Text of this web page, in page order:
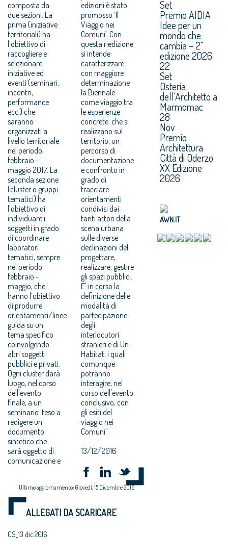
composta da
due sezioni. La
prima (iniziative
territoriali) ha
l’obiettivo di
raccogliere e
selezionare
iniziative ed
eventi (seminari,
incontri,
performance
ecc.) che
saranno
organizzati a
livello territoriale
nel periodo
febbraio -
maggio 2017. La
seconda sezione
(cluster o gruppi
tematici) ha
l’obiettivo di
individuare i
soggetti in grado
di coordinare
laboratori
tematici, sempre
nel periodo
febbraio -
maggio, che
hanno l’obiettivo
di produrre
orientamenti/linee
guida su un
tema specifico
coinvolgendo
altri soggetti
pubblici e privati.
Ogni cluster darà
luogo, nel corso
dell’evento
finale, a un
seminario teso a
redigere un
documento
sintetico che
sarà oggetto di
comunicazione e
edizioni è stato
promosso ‘Il
Viaggio nei
Comuni’. Con
questa riedizione
si intende
caratterizzare
con maggiore
determinazione
la Biennale
come viaggio tra
le esperienze
concrete che si
realizzano sul
territorio, un
percorso di
documentazione
e confronto in
grado di
tracciare
orientamenti
condivisi dai
tanti attori della
scena urbana
sulle diverse
declinazioni del
progettare,
realizzare, gestire
gli spazi pubblici.
E' in corso la
definizione delle
modalità di
partecipazione
degli
interlocutori
stranieri e di Un-
Habitat, i quali
comunque
potranno
interagire, nel
corso dell'evento
conclusivo, con
gli esiti del
viaggio nei
Comuni".
13/12/2016
Ultimo aggiornamento: Giovedì, 15 Dicembre 2016
ALLEGATI DA SCARICARE
CS_13 dic 2016
Set
Premio AIDIA
Idee per un
mondo che
cambia – 2^
edizione 2026.
22
Set
Osteria
dell'Architetto a
Marmomac
28
Nov
Premio
Architettura
Città di Oderzo
XX Edizione
2026
AWN.IT